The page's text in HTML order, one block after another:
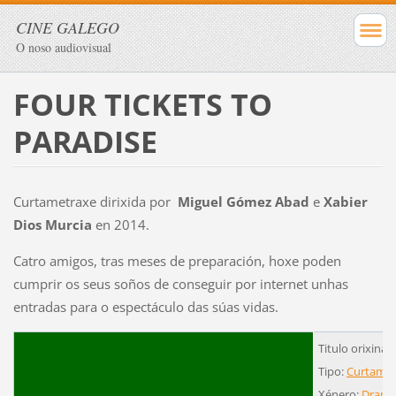
CINE GALEGO
O noso audiovisual
FOUR TICKETS TO
PARADISE
Curtametraxe dirixida por Miguel Gómez Abad e Xabier
Dios Murcia en 2014.
Catro amigos, tras meses de preparación, hoxe poden
cumprir os seus soños de conseguir por internet unhas
entradas para o espectáculo das súas vidas.
Titulo orixinal:
Tipo: